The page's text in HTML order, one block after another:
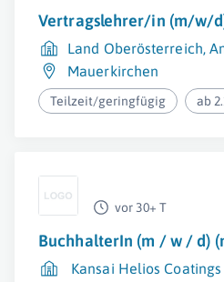
Vertragslehrer/in (m/w/
Land Oberösterreich,
Mauerkirchen
Teilzeit/geringfügig ab
vor 30+ T
BuchhalterIn (m / w / d)
Kansai Helios